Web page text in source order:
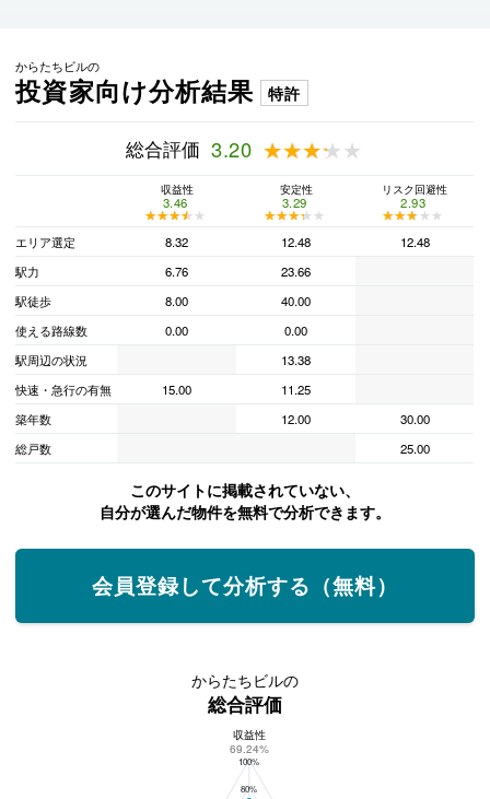
からたちビルの
投資家向け分析結果 特許
総合評価 3.20 ★★★★★
★★★★★
収益性
3.46
★★★★★
★★★★★
安定性
3.29
★★★★★
★★★★★
リスク回避性
2.93
★★★★★
★★★★★
エリア選定
8.32 12.48
12.48
駅力
6.76
23.66
駅徒歩
8.00
40.00
使える路線数
0.00
0.00
駅周辺の状況
13.38
快速・急行の有無
15.00
11.25
築年数
12.00
30.00
総戸数
25.00
このサイトに掲載されていない、
自分が選んだ物件を無料で分析できます。
会員登録して分析する（無料）
からたちビルの
総合評価
からたちビルの総合評価
100%
80%
収益性
69.24%